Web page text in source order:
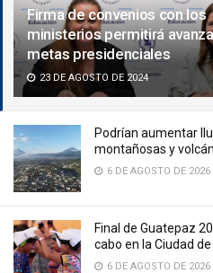
Firma de convenios con los
ministerios permitirá
metas presidenciales
23 DE AGOSTO DE 2024
Podrían aumentar
montañosas y
6 DE AGOSTO DE 2026
Final de Guatepaz
cabo en la Ciudad
6 DE AGOSTO DE 2026